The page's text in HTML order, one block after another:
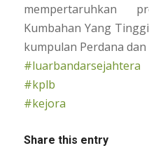
mempertaruhkan
Kumbahan Yang
kumpulan Perdana dan
#luarbandarsejahtera
#kplb
#kejora
Share this entry